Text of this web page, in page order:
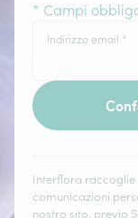
* Campi
Indirizzo email *
Interflora raccoglie
comunicazioni
nostro sito, previo